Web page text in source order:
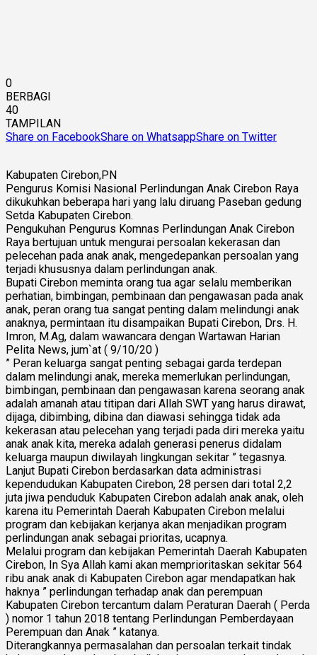
0
BERBAGI
40
TAMPILAN
Share on FacebookShare on WhatsappShare on Twitter
Kabupaten Cirebon,PN
Pengurus Komisi Nasional Perlindungan Anak Cirebon Raya
dikukuhkan beberapa hari yang lalu diruang Paseban gedung
Setda Kabupaten Cirebon.
Pengukuhan Pengurus Komnas Perlindungan Anak Cirebon
Raya bertujuan untuk mengurai persoalan kekerasan dan
pelecehan pada anak anak, mengedepankan persoalan yang
terjadi khususnya dalam perlindungan anak.
Bupati Cirebon meminta orang tua agar selalu memberikan
perhatian, bimbingan, pembinaan dan pengawasan pada anak
anak, peran orang tua sangat penting dalam melindungi anak
anaknya, permintaan itu disampaikan Bupati Cirebon, Drs. H.
Imron, M.Ag, dalam wawancara dengan Wartawan Harian
Pelita News, jum`at ( 9/10/20 )
” Peran keluarga sangat penting sebagai garda terdepan
dalam melindungi anak, mereka memerlukan perlindungan,
bimbingan, pembinaan dan pengawasan karena seorang anak
adalah amanah atau titipan dari Allah SWT yang harus dirawat,
dijaga, dibimbing, dibina dan diawasi sehingga tidak ada
kekerasan atau pelecehan yang terjadi pada diri mereka yaitu
anak anak kita, mereka adalah generasi penerus didalam
keluarga maupun diwilayah lingkungan sekitar ” tegasnya.
Lanjut Bupati Cirebon berdasarkan data administrasi
kependudukan Kabupaten Cirebon, 28 persen dari total 2,2
juta jiwa penduduk Kabupaten Cirebon adalah anak anak, oleh
karena itu Pemerintah Daerah Kabupaten Cirebon melalui
program dan kebijakan kerjanya akan menjadikan program
perlindungan anak sebagai prioritas, ucapnya.
Melalui program dan kebijakan Pemerintah Daerah Kabupaten
Cirebon, In Sya Allah kami akan memprioritaskan sekitar 564
ribu anak anak di Kabupaten Cirebon agar mendapatkan hak
haknya ” perlindungan terhadap anak dan perempuan
Kabupaten Cirebon tercantum dalam Peraturan Daerah ( Perda
) nomor 1 tahun 2018 tentang Perlindungan Pemberdayaan
Perempuan dan Anak ” katanya.
Diterangkannya permasalahan dan persoalan terkait tindak